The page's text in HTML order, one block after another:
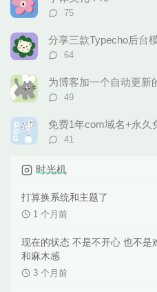
评
数：
75
分享三款Typecho后台
评
数：
64
为博客加一个自动更新
评
数：
49
免费1年com域名+永久
评
41
时光机
打算换系统和主题了
1 个月前
现在的状态 不是不开心 也不是
和麻木感
3 个月前